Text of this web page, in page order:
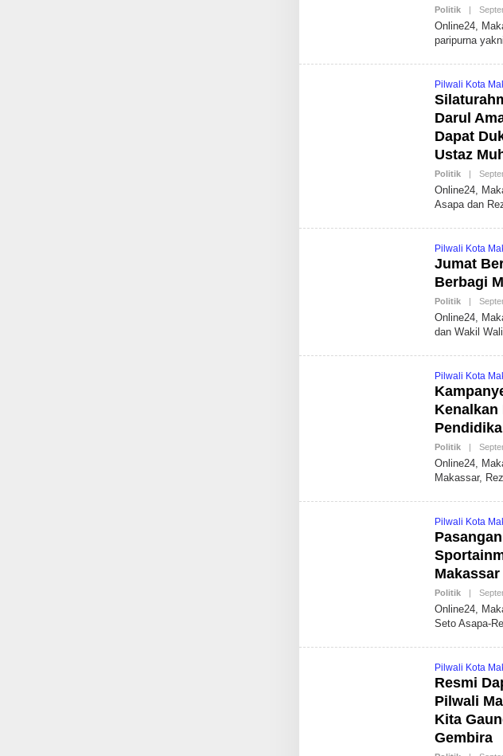
Politik |
Online24,
paripurna
Pilwali Kota
Darul
Dapat
Ustaz
Politik |
Online24,
Asapa dan
Pilwali Kota
Jumat
Berbagi
Politik |
Online24,
dan Wakil
Pilwali Kota
Kenalkan
Politik |
Online24,
Makassar,
Pilwali Kota
Makassar
Politik |
Online24,
Seto Asapa-
Pilwali Kota
Resmi
Pilwali
Kita
Gembira